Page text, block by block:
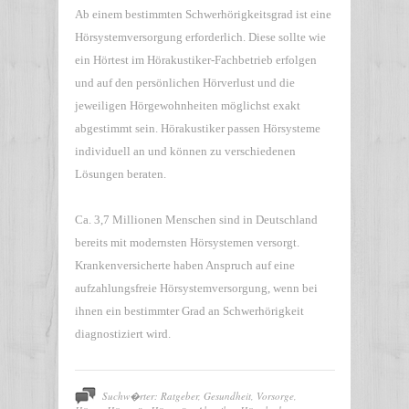
Ab einem bestimmten Schwerhörigkeitsgrad ist eine
Hörsystemversorgung erforderlich. Diese sollte wie
ein Hörtest im Hörakustiker-Fachbetrieb erfolgen
und auf den persönlichen Hörverlust und die
jeweiligen Hörgewohnheiten möglichst exakt
abgestimmt sein. Hörakustiker passen Hörsysteme
individuell an und können zu verschiedenen
Lösungen beraten.
Ca. 3,7 Millionen Menschen sind in Deutschland
bereits mit modernsten Hörsystemen versorgt.
Krankenversicherte haben Anspruch auf eine
aufzahlungsfreie Hörsystemversorgung, wenn bei
ihnen ein bestimmter Grad an Schwerhörigkeit
diagnostiziert wird.
Suchw�rter: Ratgeber, Gesundheit, Vorsorge,